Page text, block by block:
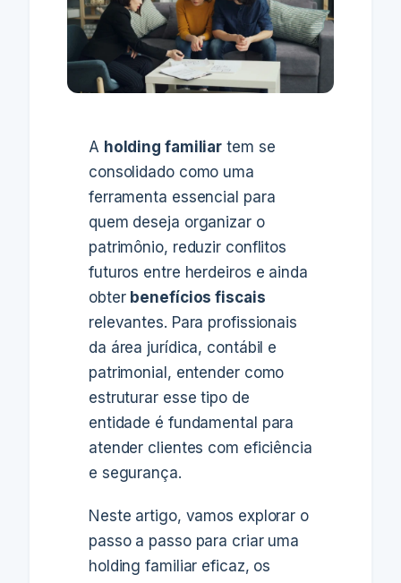
A holding familiar tem se
consolidado como uma
ferramenta essencial para
quem deseja organizar o
patrimônio, reduzir conflitos
futuros entre herdeiros e ainda
obter benefícios fiscais
relevantes. Para profissionais
da área jurídica, contábil e
patrimonial, entender como
estruturar esse tipo de
entidade é fundamental para
atender clientes com eficiência
e segurança.
Neste artigo, vamos explorar o
passo a passo para criar uma
holding familiar eficaz, os